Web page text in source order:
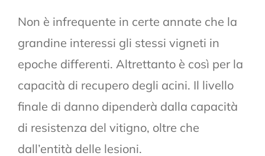
Non è infrequente in certe annate che la
grandine interessi gli stessi vigneti in
epoche differenti. Altrettanto è così per la
capacità di recupero degli acini. Il livello
finale di danno dipenderà dalla capacità
di resistenza del vitigno, oltre che
dall’entità delle lesioni.